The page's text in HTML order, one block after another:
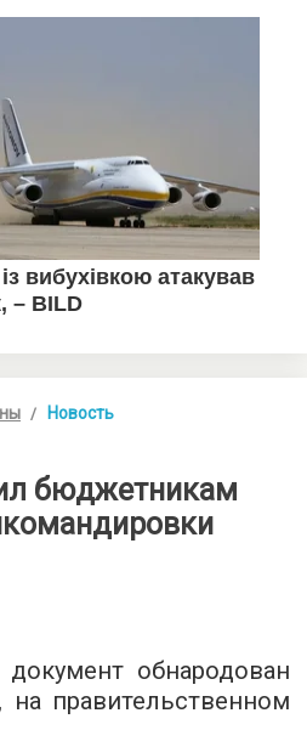
Новость
бюджетникам
обнародован
на правительственном